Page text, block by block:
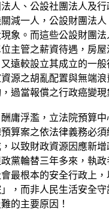
人、公設社團法人及
減一人，公設財團法人
象。而這些公設財團
主管之薪資待遇，房
遠較設立其成立的一
源之胡亂配置與無端浪
過當報償之行政癌變現
庸浮濫，立法院預算
算案之依法律義務必
以致財政資源因應新
黨輪替三年多來，執
最根本的安全行政上
，而非人民生活安全
的主要原因！